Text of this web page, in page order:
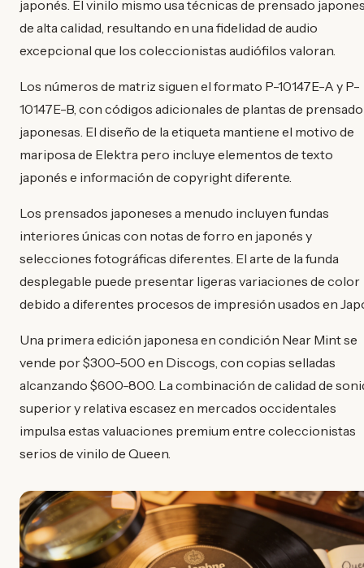
japonés. El vinilo mismo usa técnicas de prensado
de alta calidad, resultando en una fidelidad de audio
excepcional que los coleccionistas audiófilos valoran.
Los números de matriz siguen el formato P-10147E-A y P-
10147E-B, con códigos adicionales de plantas de prensado
japonesas. El diseño de la etiqueta mantiene el motivo de
mariposa de Elektra pero incluye elementos de texto
japonés e información de copyright diferente.
Los prensados japoneses a menudo incluyen fundas
interiores únicas con notas de forro en japonés y
selecciones fotográficas diferentes. El arte de la funda
desplegable puede presentar ligeras variaciones de color
debido a diferentes procesos de impresión usados en
Una primera edición japonesa en condición Near Mint se
vende por $300-500 en Discogs, con copias selladas
alcanzando $600-800. La combinación de calidad de
superior y relativa escasez en mercados occidentales
impulsa estas valuaciones premium entre coleccionistas
serios de vinilo de Queen.